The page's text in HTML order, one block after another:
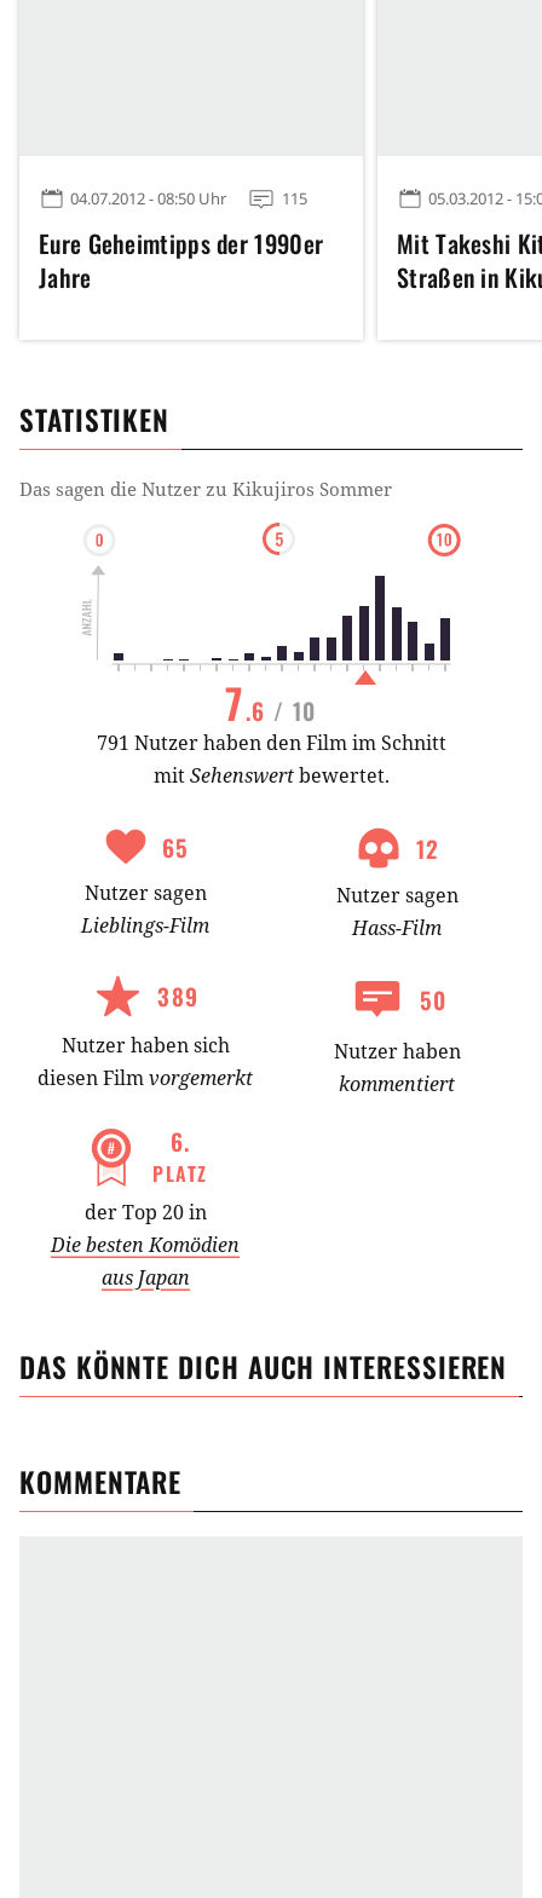
04.07.2012 - 08:50 Uhr 115
Eure Geheimtipps der 1990er
Jahre
05.03.2012 -
Mit Takeshi
Straßen in
STATISTIKEN
Das sagen die Nutzer zu Kikujiros Sommer
7.6 / 10
791 Nutzer haben den Film im Schnitt
mitSehenswertbewertet.
65
Nutzersagen
Lieblings-Film
12
Nutzersagen
Hass-Film
389
Nutzerhabensich
diesen Filmvorgemerkt
50
Nutzer haben
kommentiert
6.
PLATZ
der Top 20 in
Die besten Komödien
aus Japan
DAS KÖNNTE DICH AUCH INTERESSIEREN
KOMMENTARE